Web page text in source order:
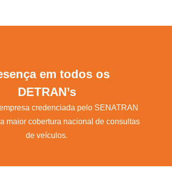
em todos os
DETRAN’s
credenciada pelo SENATRAN
maior cobertura nacional de consultas
de veículos.